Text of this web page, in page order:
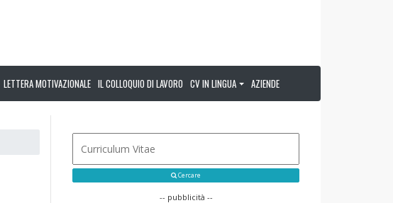
LETTERA MOTIVAZIONALE IL COLLOQUIO DI LAVORO CV IN LINGUA AZIENDE
Cercare
-- pubblicità --